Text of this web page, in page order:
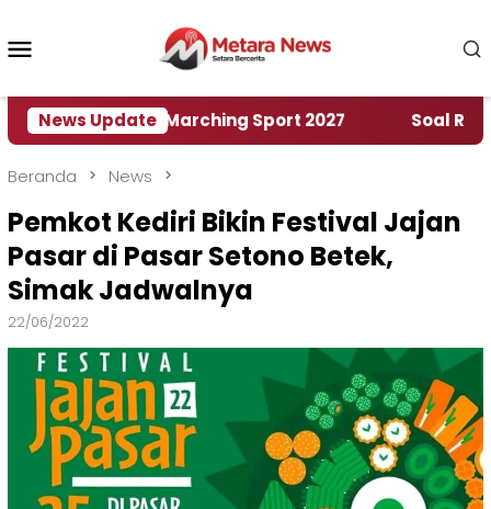
konten
News Update
World Marching Sport 2027 ‎Soal Rencana
Beranda News
Pemkot Kediri Bikin Festival Jajan
Pasar di Pasar Setono Betek,
Simak Jadwalnya
22/06/2022